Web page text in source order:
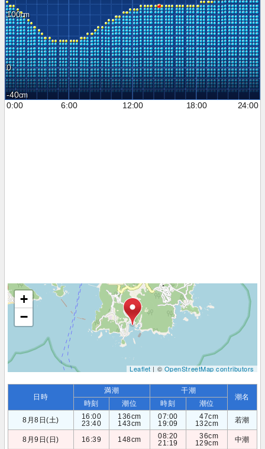
100
0
-40
0:00
6:00 12:00 18:00 24:00
+
−
Leaflet| ©OpenStreetMap contributors
日時
満潮 干潮
潮名
時刻 潮位 時刻
潮位
8月8日(土)
16:00
23:40
136cm
143cm
07:00
19:09
47cm
132cm
若潮
8月9日(日) 16:39 148cm
08:20
21:19
36cm
129cm
中潮